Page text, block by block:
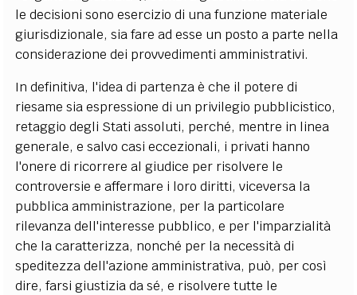
le decisioni sono esercizio di una funzione materiale
giurisdizionale, sia fare ad esse un posto a parte nella
considerazione dei provvedimenti amministrativi.
In definitiva, l'idea di partenza è che il potere di
riesame sia espressione di un privilegio pubblicistico,
retaggio degli Stati assoluti, perché, mentre in linea
generale, e salvo casi eccezionali, i privati hanno
l'onere di ricorrere al giudice per risolvere le
controversie e affermare i loro diritti, viceversa la
pubblica amministrazione, per la particolare
rilevanza dell'interesse pubblico, e per l'imparzialità
che la caratterizza, nonché per la necessità di
speditezza dell'azione amministrativa, può, per così
dire, farsi giustizia da sé, e risolvere tutte le